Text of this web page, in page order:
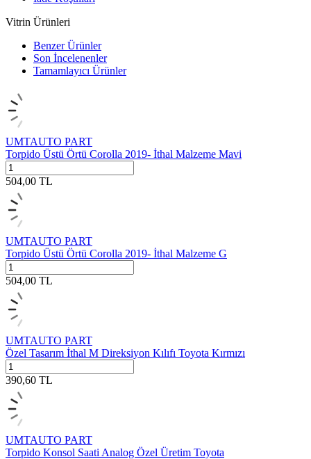
Vitrin Ürünleri
Benzer Ürünler
Son İncelenenler
Tamamlayıcı Ürünler
UMTAUTO PART
Torpido Üstü Örtü Corolla 2019- İthal Malzeme Mavi
504,00 TL
UMTAUTO PART
Torpido Üstü Örtü Corolla 2019- İthal Malzeme G
504,00 TL
UMTAUTO PART
Özel Tasarım İthal M Direksiyon Kılıfı Toyota Kırmızı
390,60 TL
UMTAUTO PART
Torpido Konsol Saati Analog Özel Üretim Toyota